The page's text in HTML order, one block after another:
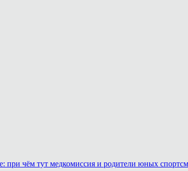
при чём тут медкомиссия и родители юных